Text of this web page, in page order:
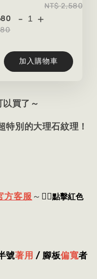
- +
NT$ 2,580
加入購物車
買了～
特別的大理石紋理！
方客服 ～ 👈🏻點擊紅色
號著用 / 腳板偏寬者